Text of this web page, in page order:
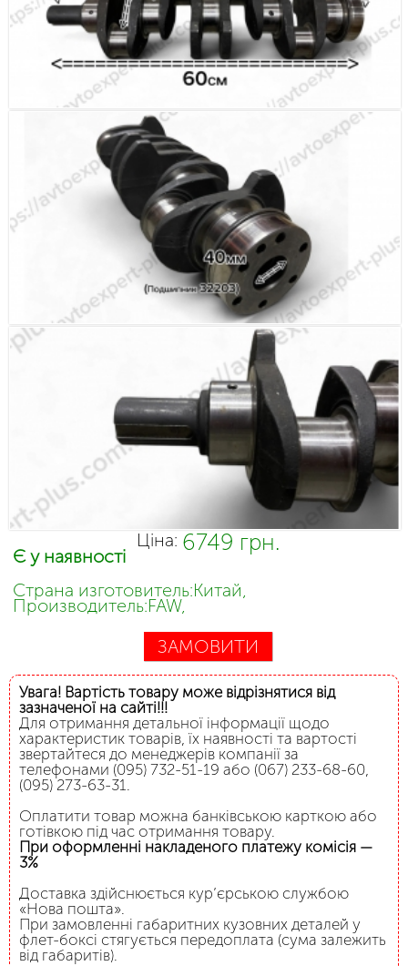
Ціна: 6749 грн.
Є у наявності
Страна изготовитель:Китай,
Производитель:FAW,
ЗАМОВИТИ
Увага! Вартість товару може відрізнятися від
зазначеної на сайті!!!
Для отримання детальної інформації щодо
характеристик товарів, їх наявності та вартості
звертайтеся до менеджерів компанії за
телефонами (095) 732-51-19 або (067) 233-68-60,
(095) 273-63-31.
Оплатити товар можна банківською карткою або
готівкою під час отримання товару.
При оформленні накладеного платежу комісія —
3%
Доставка здійснюється кур’єрською службою
«Нова пошта».
При замовленні габаритних кузовних деталей у
флет-боксі стягується передоплата (сума залежить
від габаритів).